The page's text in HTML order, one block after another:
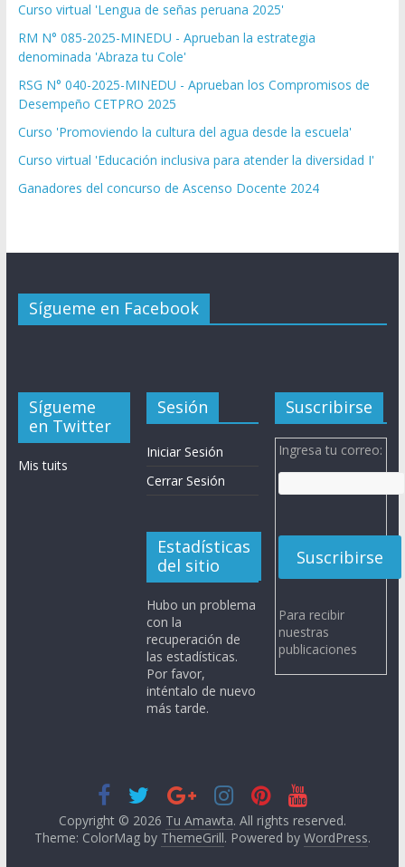
Curso virtual 'Lengua de señas peruana 2025'
RM N° 085-2025-MINEDU - Aprueban la estrategia
denominada 'Abraza tu Cole'
RSG N° 040-2025-MINEDU - Aprueban los Compromisos de
Desempeño CETPRO 2025
Curso 'Promoviendo la cultura del agua desde la escuela'
Curso virtual 'Educación inclusiva para atender la diversidad I'
Ganadores del concurso de Ascenso Docente 2024
Sígueme en Facebook
Sígueme
en Twitter
Mis tuits
Sesión
Iniciar Sesión
Cerrar Sesión
Estadísticas
del sitio
Hubo un problema
con la
recuperación de
las estadísticas.
Por favor,
inténtalo de nuevo
más tarde.
Suscribirse
Ingresa tu correo:
Para recibir
nuestras
publicaciones
Copyright © 2026 Tu Amawta. All rights reserved.
Theme: ColorMag by ThemeGrill. Powered by WordPress.